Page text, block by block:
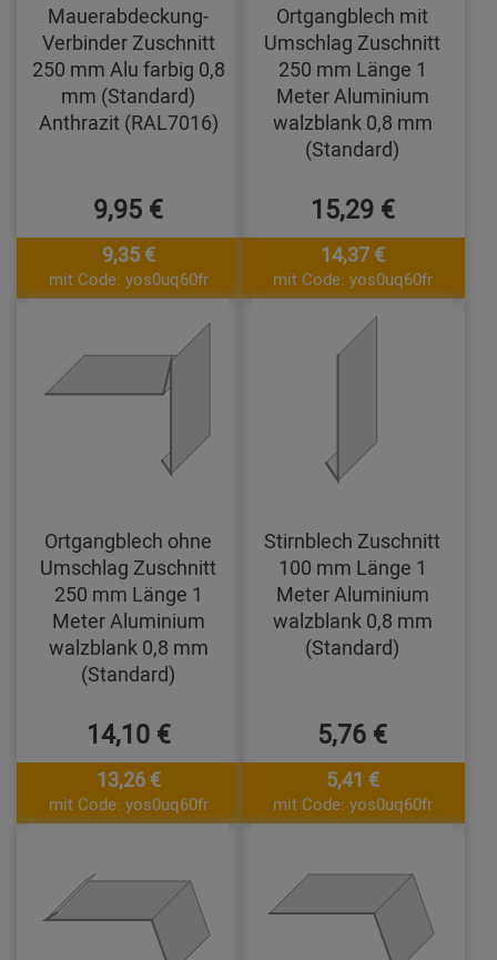
Mauerabdeckung-
Verbinder Zuschnitt
250 mm Alu farbig 0,8
mm (Standard)
Anthrazit (RAL7016)
9,95 €
9,35 €
mit Code: yos0uq60fr
Ortgangblech mit
Umschlag Zuschnitt
250 mm Länge 1
Meter Aluminium
walzblank 0,8 mm
(Standard)
15,29 €
14,37 €
mit Code: yos0uq60fr
Ortgangblech ohne
Umschlag Zuschnitt
250 mm Länge 1
Meter Aluminium
walzblank 0,8 mm
(Standard)
14,10 €
13,26 €
mit Code: yos0uq60fr
Stirnblech Zuschnitt
100 mm Länge 1
Meter Aluminium
walzblank 0,8 mm
(Standard)
5,76 €
5,41 €
mit Code: yos0uq60fr